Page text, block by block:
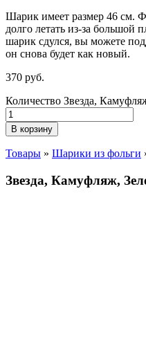
Шарик имеет размер 46 см.
долго летать из-за большой
шарик сдулся, вы можете
он снова будет как новый.
370 руб.
Количество Звезда,
В корзину
Товары » Шарики из фольги
Звезда, Камуфляж,